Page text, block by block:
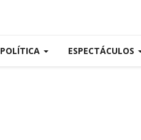
POLÍTICA ESPECTÁCULOS